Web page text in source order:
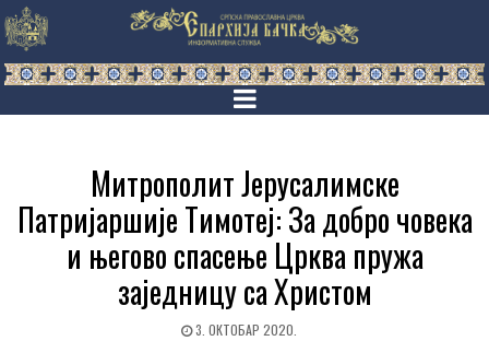
Митрополит Јерусалимске
Патријаршије Тимотеј: За добро човека
и његово спасење Црква пружа
заједницу са Христом
3. ОКТОБАР 2020.